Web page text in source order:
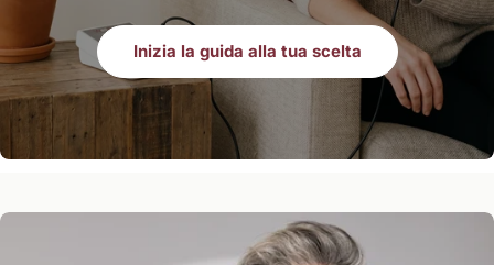
Inizia la guida alla tua scelta